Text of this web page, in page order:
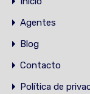
Agentes
Blog
Contacto
Política de